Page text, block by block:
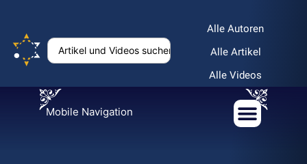
Alle Autoren
Alle Artikel
Alle Videos
Mobile Navigation